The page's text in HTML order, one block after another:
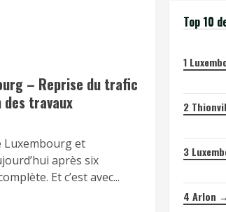
– Reprise du trafic
travaux
Luxembourg et
après six
Et c’est avec...
Top 10
1
2
3
4 Arlon